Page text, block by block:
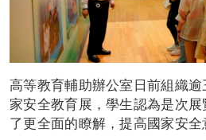
高等教育輔助辦公室日前組織
家安全教育展，學生認為是次
了更全面的瞭解，提高國家安全